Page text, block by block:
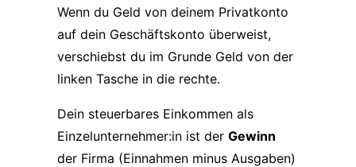
Wenn du Geld von deinem Privatkonto
auf dein Geschäftskonto überweist,
verschiebst du im Grunde Geld von der
linken Tasche in die rechte.
Dein steuerbares Einkommen als
Einzelunternehmer:in ist der Gewinn
der Firma (Einnahmen minus Ausgaben)